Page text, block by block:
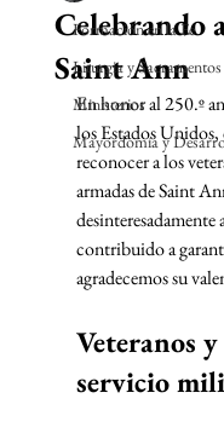
Formación en la Fe
Liturgia y Sacramentos
Ministerios
Mayordomía y
Celebrando
Saint Ann
En honor al 250.º
los Estados
reconocer a los
armadas de Saint
contribuido a
agradecemos su
Veteranos
servicio